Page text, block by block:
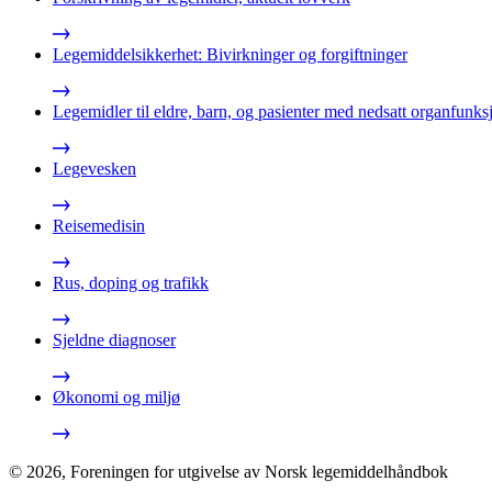
Legemiddelsikkerhet: Bivirkninger og forgiftninger
Legemidler til eldre, barn, og pasienter med nedsatt
Legevesken
Reisemedisin
Rus, doping og trafikk
Sjeldne diagnoser
Økonomi og miljø
© 2026, Foreningen for utgivelse av Norsk legemiddelhåndbok